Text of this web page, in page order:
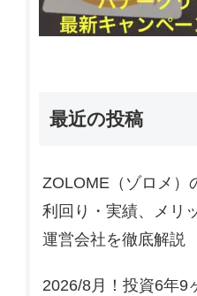
最近の投稿
ZOLOME（ゾロメ）
利回り・実績、メリ
運営会社を徹底解説
2026/8月！投資6年9